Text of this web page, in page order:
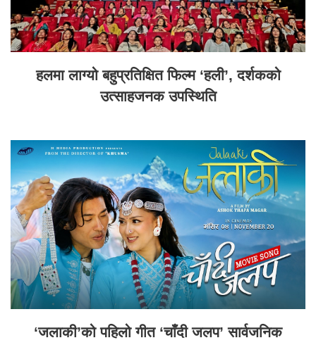
हलमा लाग्यो बहुप्रतिक्षित फिल्म ‘हली’, दर्शकको
उत्साहजनक उपस्थिति
‘जलाकी’को पहिलो गीत ‘चाँदी जलप’ सार्वजनिक